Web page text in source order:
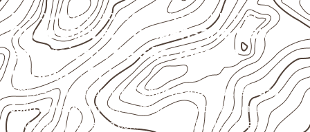
APLICAÇÕES DO COMPENSADO NAVAL
Onde utilizar Compensado Naval
em projetos de São João da
Varjota – PI?
Empresas que procuram
Compensado Naval em São
João da Varjotadevem avaliar onde a chapa será
instalada, qual será o contato com umidade e quais